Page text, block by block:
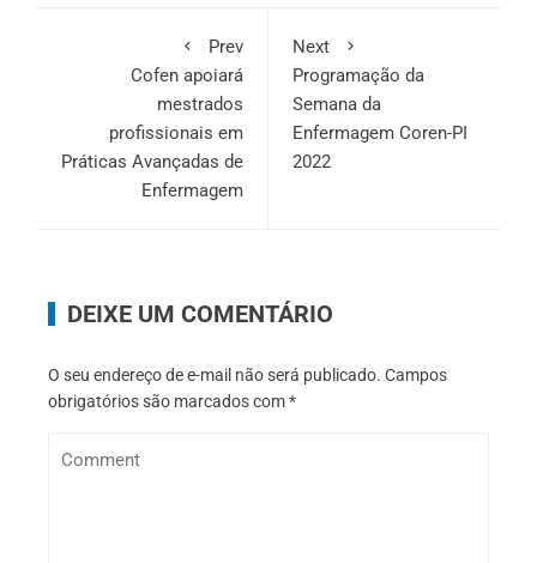
Prev
Cofen apoiará
mestrados
profissionais em
Práticas Avançadas de
Enfermagem
Next
Programação da
Semana da
Enfermagem Coren-PI
2022
DEIXE UM COMENTÁRIO
O seu endereço de e-mail não será publicado. Campos
obrigatórios são marcados com*